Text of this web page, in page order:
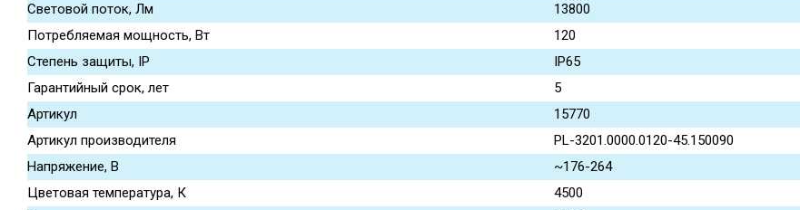
Световой поток, Лм
13800
Потребляемая мощность, Вт
120
Степень защиты, IP
IP65
Гарантийный срок, лет
5
Артикул
15770
Артикул производителя
PL-3201.0000.0120-45.150090
Напряжение, В
~176-264
Цветовая температура, К
4500